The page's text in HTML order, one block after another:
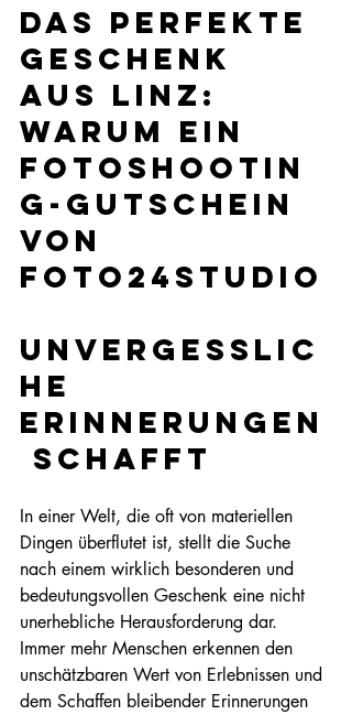
Das perfekte
Geschenk
aus Linz:
Warum ein
Fotoshootin
g-Gutschein
von
Foto24studio
unvergesslic
he
Erinnerungen
schafft
In einer Welt, die oft von materiellen
Dingen überflutet ist, stellt die Suche
nach einem wirklich besonderen und
bedeutungsvollen Geschenk eine nicht
unerhebliche Herausforderung dar.
Immer mehr Menschen erkennen den
unschätzbaren Wert von Erlebnissen und
dem Schaffen bleibender Erinnerungen